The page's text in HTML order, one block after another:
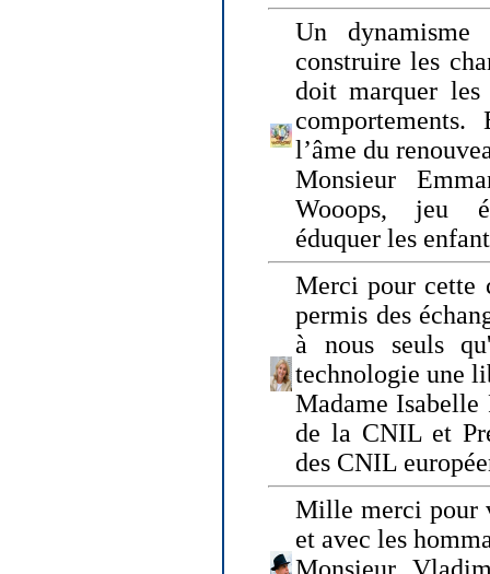
Un dynamisme
construire les
doit marquer les
l’âme du
Monsieur
Wooops, jeu
éduquer les
Merci pour cette
permis des
à nous seuls
technologie une
Madame Isabelle
de la CNIL et
des CNIL
Mille merci pour
et avec les